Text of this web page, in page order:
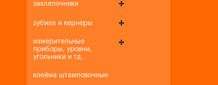
заклепочники
зубила и кернеры
измерительные
приборы, уровни,
угольники и тд.
клейма штамповочные